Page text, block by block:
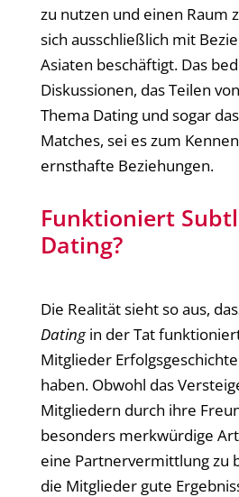
zu nutzen und einen Raum
sich ausschließlich mit
Asiaten beschäftigt. Das
Diskussionen, das Teilen
Thema Dating und sogar
Matches, sei es zum
ernsthafte Beziehungen.
Funktioniert
Dating?
Die Realität sieht so aus,
Datingin der Tat
Mitglieder
haben. Obwohl das
Mitgliedern durch ihre
besonders merkwürdige
eine Partnervermittlung zu
die Mitglieder gute